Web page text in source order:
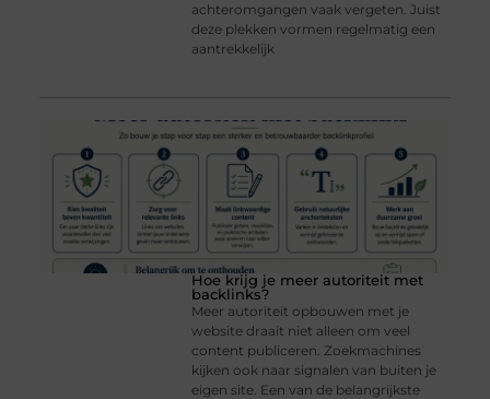
achteromgangen vaak vergeten. Juist
deze plekken vormen regelmatig een
aantrekkelijk
Hoe krijg je meer autoriteit met
backlinks?
Meer autoriteit opbouwen met je
website draait niet alleen om veel
content publiceren. Zoekmachines
kijken ook naar signalen van buiten je
eigen site. Een van de belangrijkste